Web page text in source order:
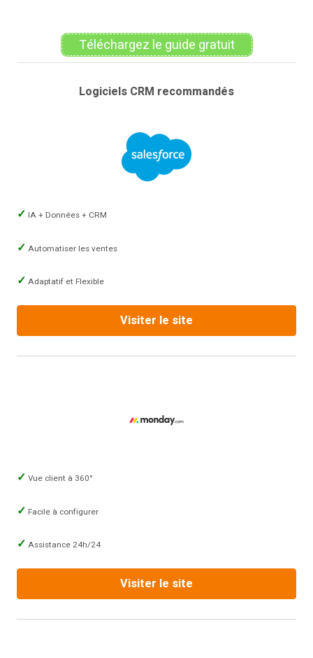
Téléchargez le guide gratuit
Logiciels CRM recommandés
IA + Données + CRM
Automatiser les ventes
Adaptatif et Flexible
Visiter le site
Vue client à 360°
Facile à configurer
Assistance 24h/24
Visiter le site